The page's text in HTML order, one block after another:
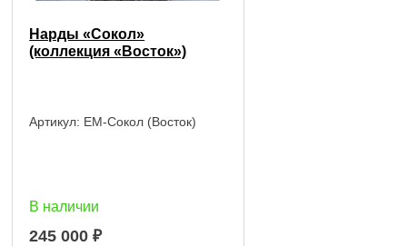
Нарды «Сокол»
(коллекция «Восток»)
Артикул: EM-Сокол (Восток)
В наличии
245 000 ₽